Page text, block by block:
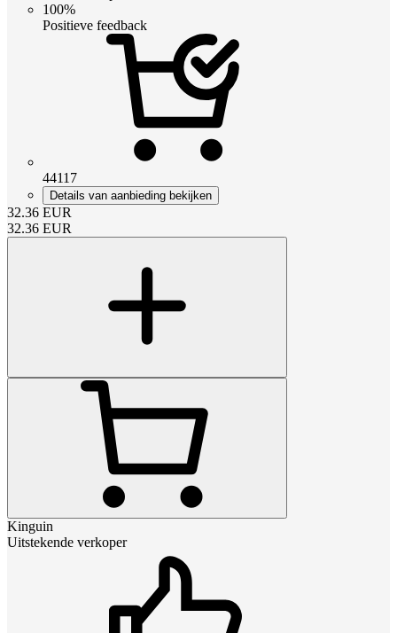
100%
Positieve feedback
44117
Details van aanbieding bekijken
32.36 EUR
32.36 EUR
Kinguin
Uitstekende verkoper